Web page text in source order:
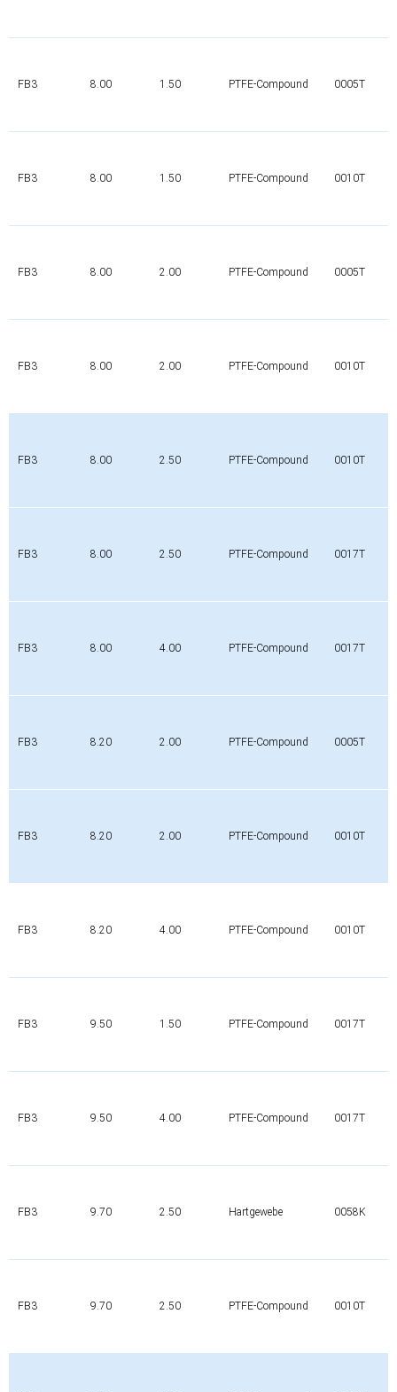
FB3 8.00 1.50 PTFE-Compound 0005T
FB3 8.00 1.50 PTFE-Compound 0010T
FB3 8.00 2.00 PTFE-Compound 0005T
FB3 8.00 2.00 PTFE-Compound 0010T
FB3 8.00 2.50 PTFE-Compound 0010T
FB3 8.00 2.50 PTFE-Compound 0017T
FB3 8.00 4.00 PTFE-Compound 0017T
FB3 8.20 2.00 PTFE-Compound 0005T
FB3 8.20 2.00 PTFE-Compound 0010T
FB3 8.20 4.00 PTFE-Compound 0010T
FB3 9.50 1.50 PTFE-Compound 0017T
FB3 9.50 4.00 PTFE-Compound 0017T
FB3 9.70 2.50 Hartgewebe 0058K
FB3 9.70 2.50 PTFE-Compound 0010T